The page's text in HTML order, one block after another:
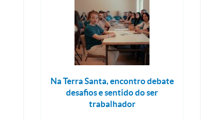
Na Terra Santa, encontro debate
desafios e sentido do ser
trabalhador